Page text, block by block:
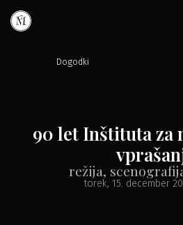
90 let Inštituta za
režija,
torek, 15. december
Dogodki